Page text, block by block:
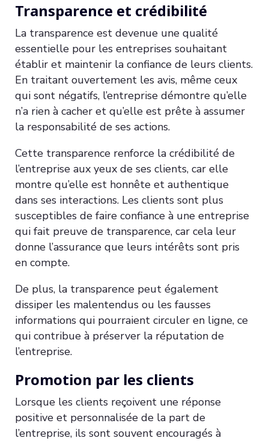
Transparence et crédibilité
La transparence est devenue une qualité
essentielle pour les entreprises souhaitant
établir et maintenir la confiance de leurs clients.
En traitant ouvertement les avis, même ceux
qui sont négatifs, l’entreprise démontre qu’elle
n’a rien à cacher et qu’elle est prête à assumer
la responsabilité de ses actions.
Cette transparence renforce la crédibilité de
l’entreprise aux yeux de ses clients, car elle
montre qu’elle est honnête et authentique
dans ses interactions. Les clients sont plus
susceptibles de faire confiance à une entreprise
qui fait preuve de transparence, car cela leur
donne l’assurance que leurs intérêts sont pris
en compte.
De plus, la transparence peut également
dissiper les malentendus ou les fausses
informations qui pourraient circuler en ligne, ce
qui contribue à préserver la réputation de
l’entreprise.
Promotion par les clients
Lorsque les clients reçoivent une réponse
positive et personnalisée de la part de
l’entreprise, ils sont souvent encouragés à